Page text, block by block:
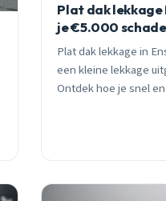
Plat dak lekkage
je €5.000 schade
Plat dak lekkage in
een kleine lekkage
Ontdek hoe je snel